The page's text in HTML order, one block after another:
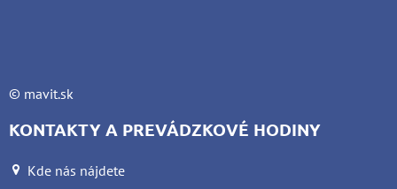
© mavit.sk
KONTAKTY A PREVÁDZKOVÉ HODINY
Kde nás nájdete